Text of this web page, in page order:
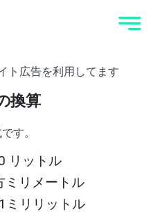
ト広告を利用してます
換算
す。
リットル
ミリメートル
ミリリットル